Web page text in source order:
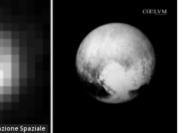
Spaziale